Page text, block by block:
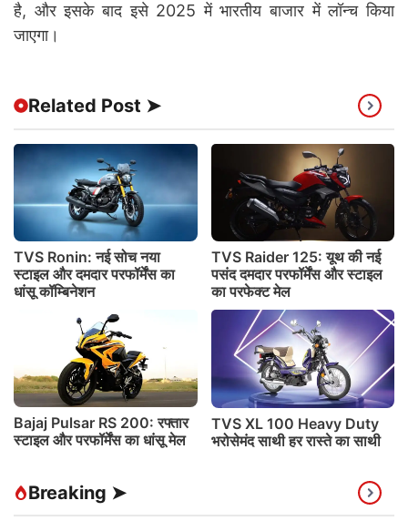
है, और इसके बाद इसे 2025 में भारतीय बाजार में लॉन्च किया
जाएगा।
Related Post ➤
TVS Ronin: नई सोच नया
स्टाइल और दमदार परफॉर्मेंस का
धांसू कॉम्बिनेशन
TVS Raider 125: यूथ की नई
पसंद दमदार परफॉर्मेंस और स्टाइल
का परफेक्ट मेल
Bajaj Pulsar RS 200: रफ्तार
स्टाइल और परफॉर्मेंस का धांसू मेल
TVS XL 100 Heavy Duty
भरोसेमंद साथी हर रास्ते का साथी
Breaking ➤